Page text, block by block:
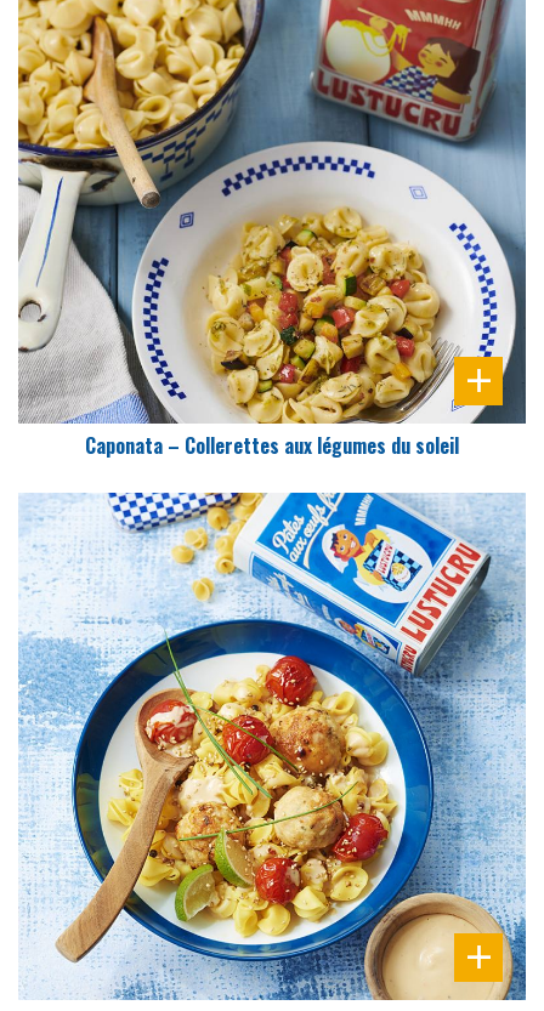
DIFFICULTÉ
PRÉPARATION
25 Min
Caponata – Collerettes aux légumes du soleil
DIFFICULTÉ
PRÉPARATION
15 Min